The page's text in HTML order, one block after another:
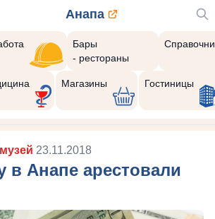
Анапа
Бары
- рестораны
Магазины Гостиницы
23.11.2018
в Анапе арестовали